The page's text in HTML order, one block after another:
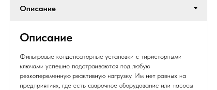
Описание
Фильтровые конденсаторные установки с тиристорными
ключами успешно подстраиваются под любую
резкопеременную реактивную нагрузку. Им нет равных на
предприятиях, где есть сварочное оборудование или насосы